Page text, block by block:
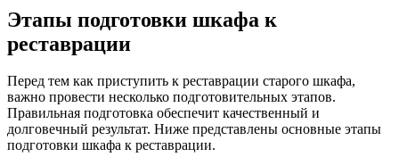
Этапы подготовки шкафа к
реставрации
Перед тем как приступить к реставрации старого шкафа,
важно провести несколько подготовительных этапов.
Правильная подготовка обеспечит качественный и
долговечный результат. Ниже представлены основные этапы
подготовки шкафа к реставрации.